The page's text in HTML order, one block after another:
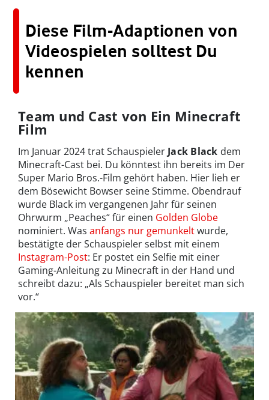
Diese Film-Adaptionen von
Videospielen solltest Du
kennen
Team und Cast von Ein Minecraft
Film
Im Januar 2024 trat Schauspieler Jack Black dem
Minecraft-Cast bei. Du könntest ihn bereits im Der
Super Mario Bros.-Film gehört haben. Hier lieh er
dem Bösewicht Bowser seine Stimme. Obendrauf
wurde Black im vergangenen Jahr für seinen
Ohrwurm „Peaches“ für einen Golden Globe
nominiert. Was anfangs nur gemunkeltwurde,
bestätigte der Schauspieler selbst mit einem
Instagram-Post: Er postet ein Selfie mit einer
Gaming-Anleitung zu Minecraft in der Hand und
schreibt dazu: „Als Schauspieler bereitet man sich
vor.“